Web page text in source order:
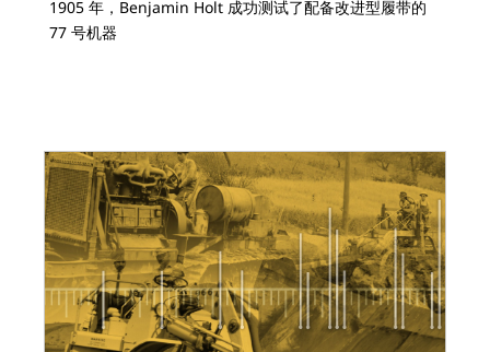
1905 年，Benjamin Holt 成功测试了配备改进型履带的
77 号机器